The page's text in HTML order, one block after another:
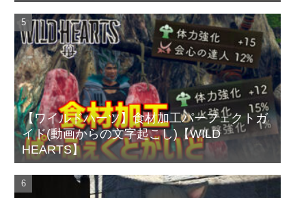
【ワイルドハーツ】食材加工パーフェクトガ
イド(動画からの文字起こし)【WILD
HEARTS】